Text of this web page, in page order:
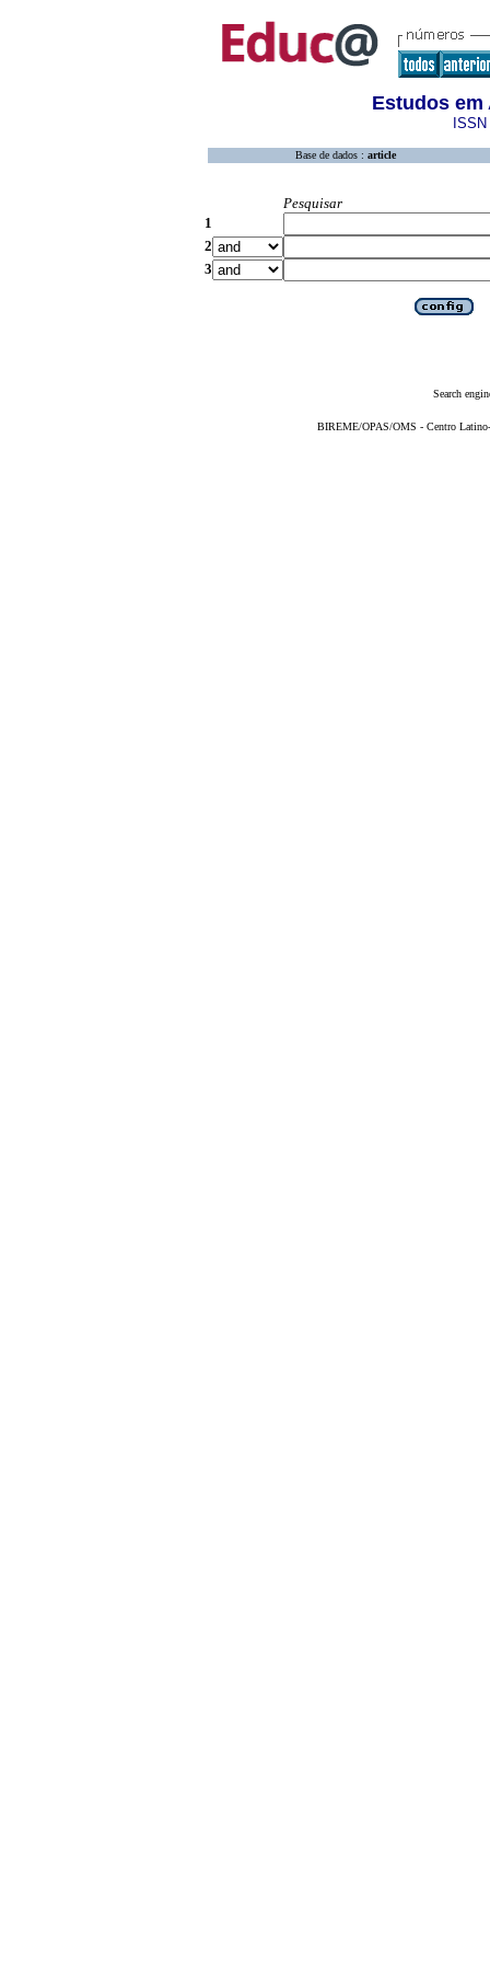
Estudos em
Base de dados : article
Pesquisar
1
2
3
Search
BIREME/OPAS/OMS - Centro Latino-